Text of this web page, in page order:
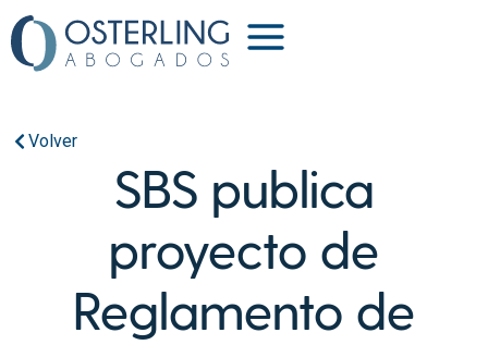
Volver
SBS publica
proyecto de
Reglamento de